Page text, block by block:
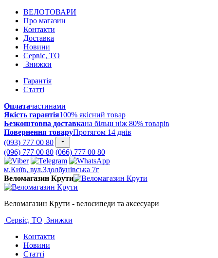
ВЕЛОТОВАРИ
Про магазин
Контакти
Доставка
Новини
Сервіс, ТО
Знижки
Гарантія
Статті
Оплатачастинами
Якість гарантія100% якісний товар
Безкоштовна доставкана більш ніж 80% товарів
Повернення товаруПротягом 14 днів
(093) 777 00 80
(096) 777 00 80 (066) 777 00 80
м.Київ, вул.Здолбунівська 7г
Веломагазин Крути
Веломагазин Крути - велосипеди та аксесуари
Сервіс, ТО Знижки
Контакти
Новини
Статті